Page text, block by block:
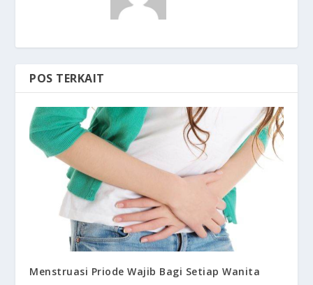
POS TERKAIT
Menstruasi Priode Wajib Bagi Setiap Wanita